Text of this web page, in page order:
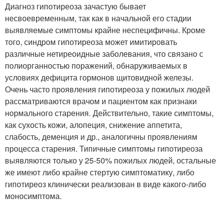
Диагноз гипотиреоза зачастую бывает
несвоевременным, так как в начальной его стадии
выявляемые симптомы крайне неспецифичны. Кроме
того, синдром гипотиреоза может имитировать
различные нетиреоидные заболевания, что связано с
полиорганностью поражений, обнаруживаемых в
условиях дефицита гормонов щитовидной железы.
Очень часто проявления гипотиреоза у пожилых людей
рассматриваются врачом и пациентом как признаки
нормального старения. Действительно, такие симптомы,
как сухость кожи, алопеция, снижение аппетита,
слабость, деменция и др., аналогичны проявлениям
процесса старения. Типичные симптомы гипотиреоза
выявляются только у 25-50% пожилых людей, остальные
же имеют либо крайне стертую симптоматику, либо
гипотиреоз клинически реализован в виде какого-либо
моносимптома.